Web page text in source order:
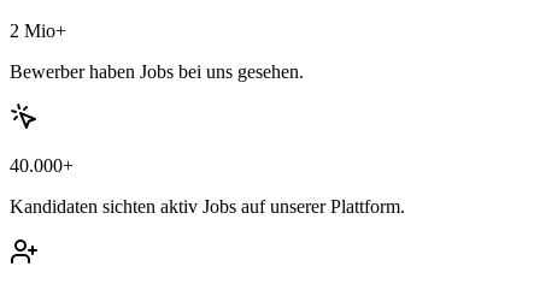
2 Mio+
Bewerber haben Jobs bei uns gesehen.
40.000+
Kandidaten sichten aktiv Jobs auf unserer Plattform.